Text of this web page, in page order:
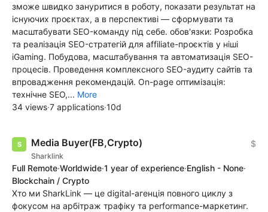
зможе швидко зануритися в роботу, показати результат на
існуючих проєктах, а в перспективі — сформувати та
масштабувати SEO-команду під себе. обов'язки: Розробка
та реалізація SEO-стратегій для affiliate-проєктів у ніші
iGaming. Побудова, масштабування та автоматизація SEO-
процесів. Проведення комплексного SEO-аудиту сайтів та
впровадження рекомендацій. On-page оптимізація:
технічне SEO,... More
34 views·7 applications·10d
Media Buyer(FB,Crypto)
Sharklink
$
Full Remote·Worldwide·1 year of experience·English - None·
Blockchain / Crypto
Хто ми SharkLink — це digital-агенція повного циклу з
фокусом на арбітраж трафіку та performance-маркетинг.